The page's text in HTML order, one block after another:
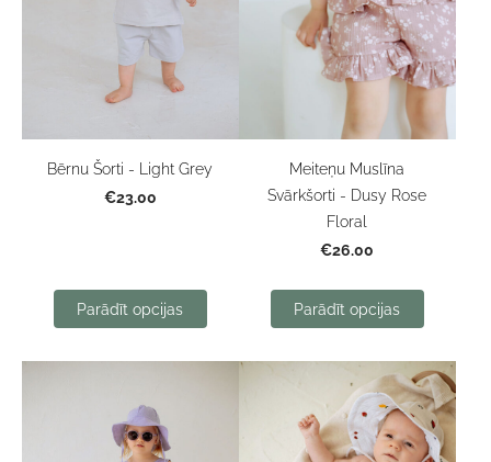
Bērnu Šorti - Light Grey
€23.00
Parādīt opcijas
Meiteņu Muslīna
Svārkšorti - Dusy Rose
Floral
€26.00
Parādīt opcijas